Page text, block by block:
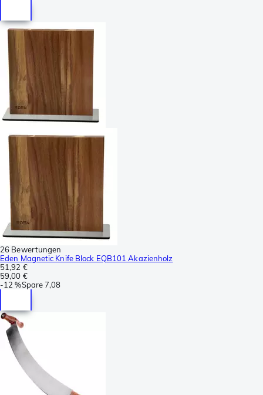
26 Bewertungen
Eden Magnetic Knife Block EQB101 Akazienholz
51,92 €
59,00 €
-12 %Spare7,08